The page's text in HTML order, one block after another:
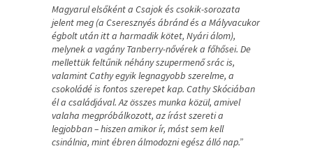
Magyarul elsőként a Csajok és csokik-sorozata
jelent meg (a Cseresznyés ábránd és a Mályvacukor
égbolt után itt a harmadik kötet, Nyári álom),
melynek a vagány Tanberry-nővérek a főhősei. De
mellettük feltűnik néhány szupermenő srác is,
valamint Cathy egyik legnagyobb szerelme, a
csokoládé is fontos szerepet kap. Cathy Skóciában
él a családjával. Az összes munka közül, amivel
valaha megpróbálkozott, az írást szereti a
legjobban – hiszen amikor ír, mást sem kell
csinálnia, mint ébren álmodozni egész álló nap.”